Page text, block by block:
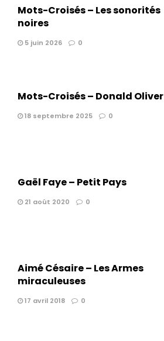
Mots-Croisés – Les sonorités
noires
5 juin 2026 0
Mots-Croisés – Donald Oliver
18 septembre 2025 0
Gaël Faye – Petit Pays
21 août 2020 0
Aimé Césaire – Les Armes
miraculeuses
17 avril 2018 0